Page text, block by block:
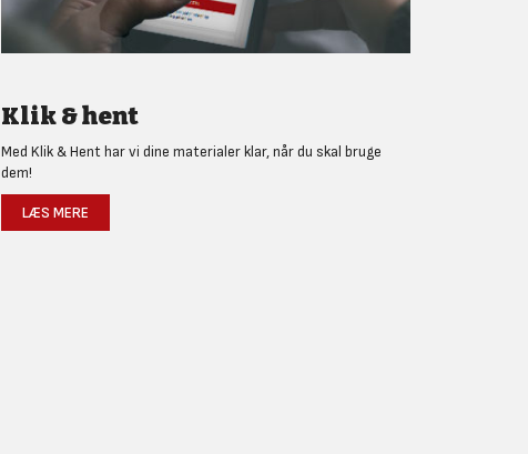
Klik & hent
Med Klik & Hent har vi dine materialer klar, når du skal bruge
dem!
LÆS MERE